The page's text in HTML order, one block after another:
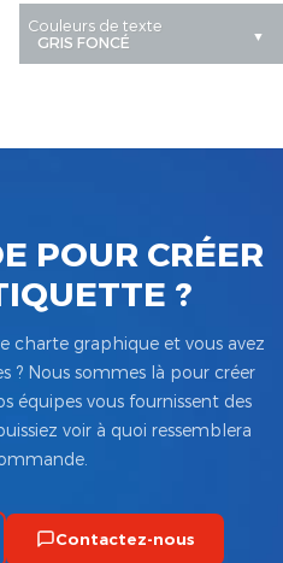
Couleurs de texte
POUR CRÉER
?
charte graphique et vous avez
? Nous sommes là pour créer
équipes vous fournissent des
voir à quoi ressemblera
Contactez-nous